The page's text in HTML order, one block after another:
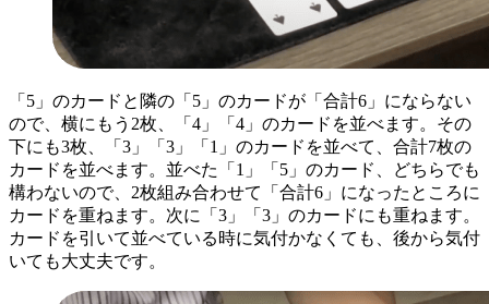
「5」のカードと隣の「5」のカードが「合計6」にならない
ので、横にもう2枚、「4」「4」のカードを並べます。その
下にも3枚、「3」「3」「1」のカードを並べて、合計7枚の
カードを並べます。並べた「1」「5」のカード、どちらでも
構わないので、2枚組み合わせて「合計6」になったところに
カードを重ねます。次に「3」「3」のカードにも重ねます。
カードを引いて並べている時に気付かなくても、後から気付
いても大丈夫です。